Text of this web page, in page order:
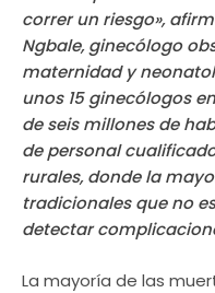
correr un riesgo»,
Ngbale, ginecólogo
maternidad y
unos 15 ginecólogos
de seis millones de
de personal
rurales, donde la
tradicionales que no
detectar
La mayoría de las